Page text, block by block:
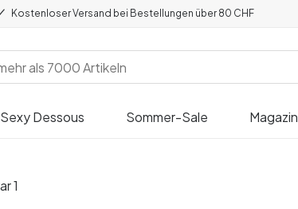
Kostenloser Versand bei Bestellungen über 80 CHF
Sexy Dessous Sommer-Sale Magazin